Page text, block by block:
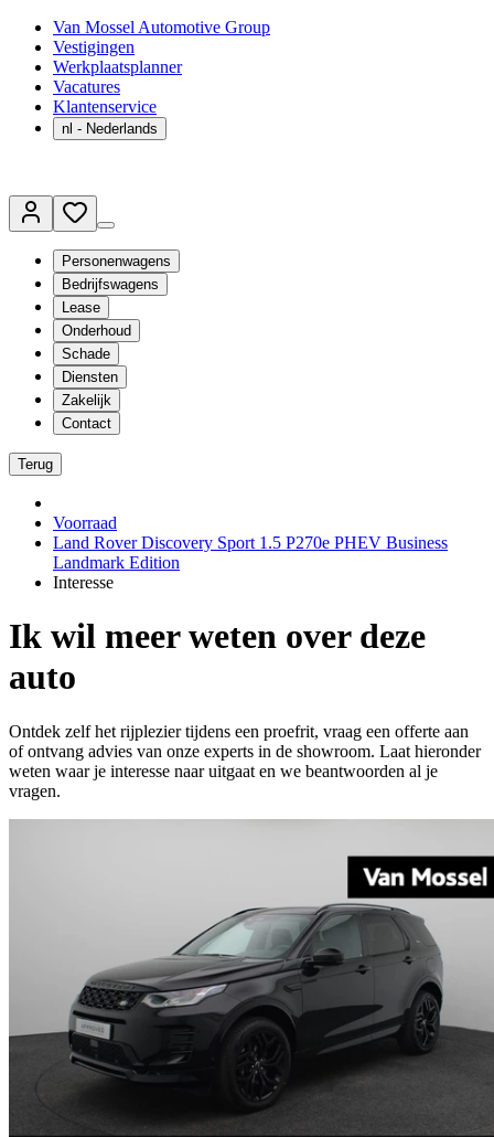
Van Mossel Automotive Group
Vestigingen
Werkplaatsplanner
Vacatures
Klantenservice
nl - Nederlands
Personenwagens
Bedrijfswagens
Lease
Onderhoud
Schade
Diensten
Zakelijk
Contact
Terug
Voorraad
Land Rover Discovery Sport 1.5 P270e PHEV Business
Landmark Edition
Interesse
Ik wil meer weten over deze
auto
Ontdek zelf het rijplezier tijdens een proefrit, vraag een offerte aan
of ontvang advies van onze experts in de showroom. Laat hieronder
weten waar je interesse naar uitgaat en we beantwoorden al je
vragen.